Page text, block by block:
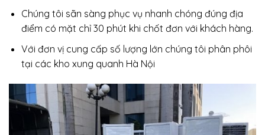
Chúng tôi sãn sàng phục vụ nhanh chóng đúng địa
điểm có mặt chỉ 30 phút khi chốt đơn với khách hàng.
Với đơn vị cung cấp số lượng lớn chúng tôi phân phôi
tại các kho xung quanh Hà Nội